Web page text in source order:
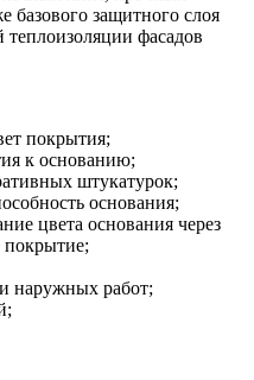
базового защитного слоя
фасадов
покрытия;
к основанию;
штукатурок;
основания;
цвета основания через
покрытие;
наружных работ;